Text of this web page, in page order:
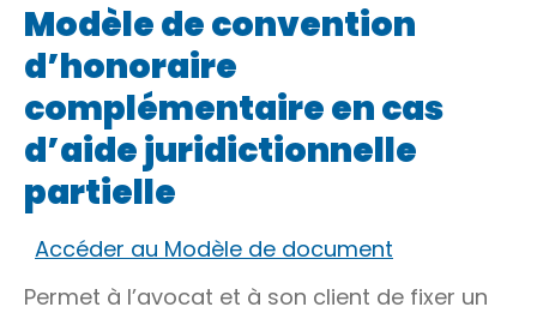
Modèle de convention
d’honoraire
complémentaire en cas
d’aide juridictionnelle
partielle
Accéder au Modèle de document
Permet à l’avocat et à son client de fixer un